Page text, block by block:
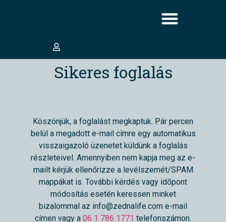
Sikeres foglalás
Köszönjük, a foglalást megkaptuk. Pár percen
belül a megadott e-mail címre egy automatikus
visszaigazoló üzenetet küldünk a foglalás
részleteivel. Amennyiben nem kapja meg az e-
mailt kérjük ellenőrizze a levélszemét/SPAM
mappákat is. További kérdés vagy időpont
módosítás esetén keressen minket
bizalommal az info@zednalife.com e-mail
címen vagy a 06 1 786 1771 telefonszámon.